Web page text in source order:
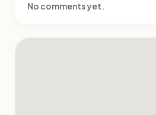
No comments yet.